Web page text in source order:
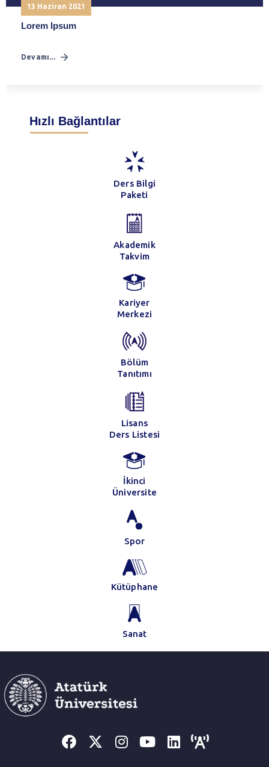
13 Haziran 2021
Lorem Ipsum
Devamı...
Hızlı Bağlantılar
Ders Bilgi
Paketi
Akademik
Takvim
Kariyer
Merkezi
Bölüm
Tanıtımı
Lisans
Ders Listesi
İkinci
Üniversite
Spor
Kütüphane
Sanat